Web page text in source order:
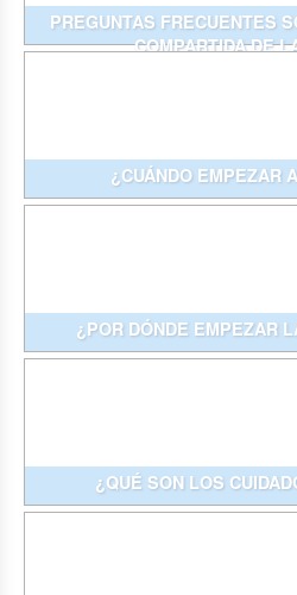
PREGUNTAS FRECUENTES
COMPARTIDA DE
¿CUÁNDO EMPEZAR
¿POR DÓNDE EMPEZAR
¿QUÉ SON LOS